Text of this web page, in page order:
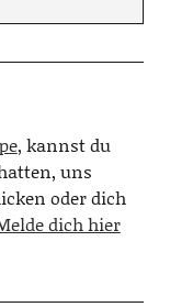
, kannst du
uns
oder dich
dich hier